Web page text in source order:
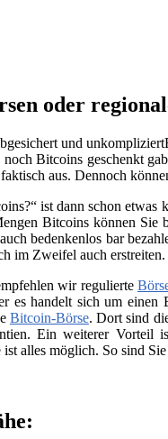
oder
Bitcoins geschenkt
aus. Dennoch
ist dann schon etwas
Bitcoins können Sie
bedenkenlos bar
im Zweifel auch erstreiten.
wir regulierte
es handelt sich um
Bitcoin-Börse. Dort sind
Ein weiterer Vorteil
alles möglich. So sind